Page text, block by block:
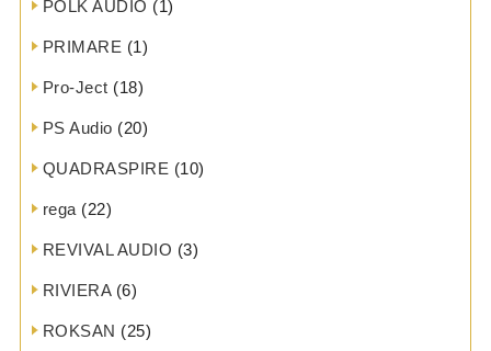
POLK AUDIO (1)
PRIMARE (1)
Pro-Ject (18)
PS Audio (20)
QUADRASPIRE (10)
rega (22)
REVIVAL AUDIO (3)
RIVIERA(6)
ROKSAN (25)